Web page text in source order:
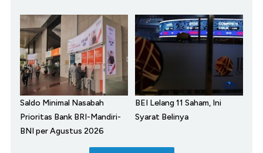
Saldo Minimal Nasabah
Prioritas Bank BRI-Mandiri-
BNI per Agustus 2026
BEI Lelang 11 Saham, Ini
Syarat Belinya